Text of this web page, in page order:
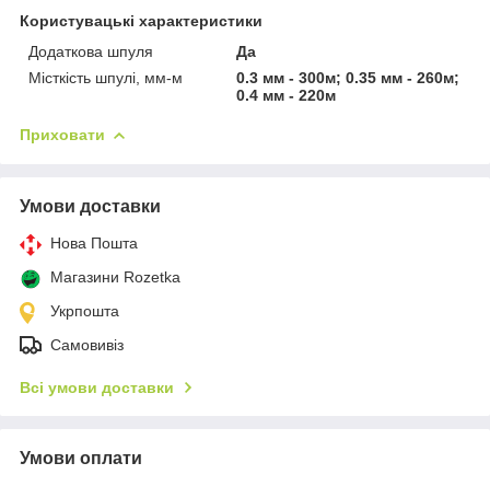
Користувацькі характеристики
Додаткова шпуля
Да
Місткість шпулі, мм-м
0.3 мм - 300м; 0.35 мм - 260м;
0.4 мм - 220м
Приховати
Умови доставки
Нова Пошта
Магазини Rozetka
Укрпошта
Самовивіз
Всі умови доставки
Умови оплати